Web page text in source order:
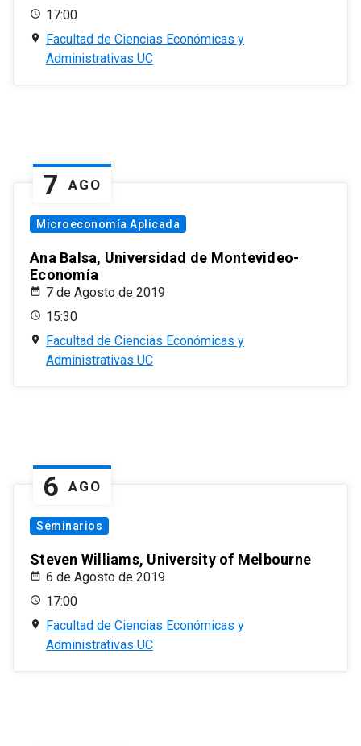
17:00
Facultad de Ciencias Económicas y
Administrativas UC
7 AGO
Microeconomía Aplicada
Ana Balsa, Universidad de Montevideo-
Economía
7 de Agosto de 2019
15:30
Facultad de Ciencias Económicas y
Administrativas UC
6 AGO
Seminarios
Steven Williams, University of Melbourne
6 de Agosto de 2019
17:00
Facultad de Ciencias Económicas y
Administrativas UC